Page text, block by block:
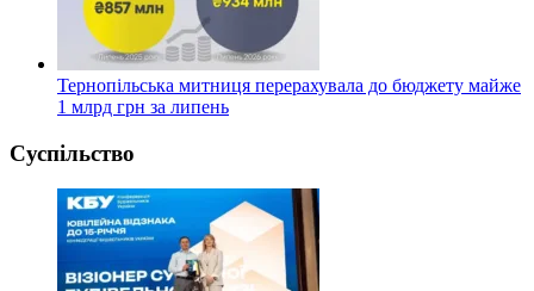
Тернопільська митниця перерахувала до бюджету майже
1 млрд грн за липень
Суспільство